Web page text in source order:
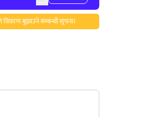
बुझाउने सम्बन्धी सूचना।